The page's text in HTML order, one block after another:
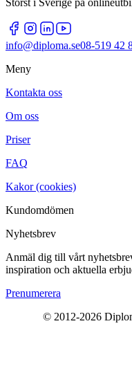
Störst i Sverige på
info@diploma.se08-519 42
Meny
Kontakta oss
Om oss
Priser
FAQ
Kakor (cookies)
Kundomdömen
Nyhetsbrev
Anmäl dig till vårt
inspiration och aktuella
Prenumerera
© 2012-2026